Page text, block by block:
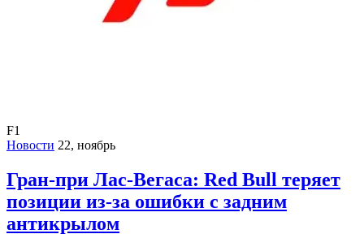
F1
Новости 22, ноябрь
Гран-при Лас-Вегаса: Red Bull теряет
позиции из-за ошибки с задним
антикрылом